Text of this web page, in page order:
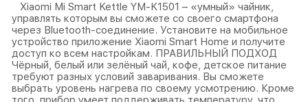
Xiaomi Mi Smart Kettle YM-K1501 – «умный» чайник,
управлять которым вы сможете со своего смартфона
через Bluetooth-соединение. Установите на мобильное
устройство приложение Xiaomi Smart Home и получите
доступ ко всем настройкам. ПРАВИЛЬНЫЙ ПОДХОД
Чёрный, белый или зелёный чай, кофе, детское питание
требуют разных условий заваривания. Вы сможете
выбрать уровень нагрева по своему усмотрению. Кроме